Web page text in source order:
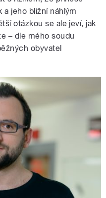
a jeho bližní náhlým
otázkou se ale jeví, jak
– dle mého soudu
obyvatel